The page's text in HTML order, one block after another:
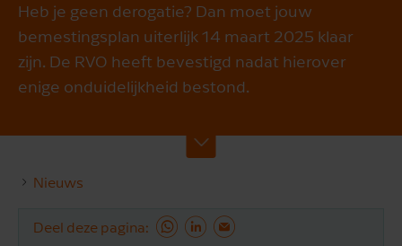
Heb je geen derogatie? Dan moet jouw
bemestingsplan uiterlijk 14 maart 2025 klaar
zijn. De RVO heeft bevestigd nadat hierover
enige onduidelijkheid bestond.
Nieuws
Deel deze pagina